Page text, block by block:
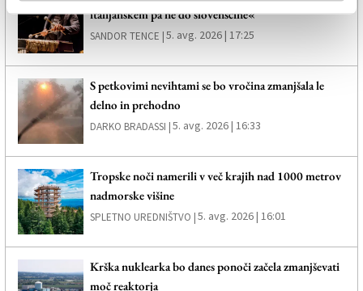
italijanskem pa ne do slovenščine«
SANDOR TENCE |5. avg. 2026 | 17:25
S petkovimi nevihtami se bo vročina zmanjšala le
delno in prehodno
DARKO BRADASSI |5. avg. 2026 | 16:33
Tropske noči namerili v več krajih nad 1000 metrov
nadmorske višine
SPLETNO UREDNIŠTVO |5. avg. 2026 | 16:01
Krška nuklearka bo danes ponoči začela zmanjševati
moč reaktorja